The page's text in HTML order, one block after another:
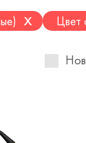
x Цвет